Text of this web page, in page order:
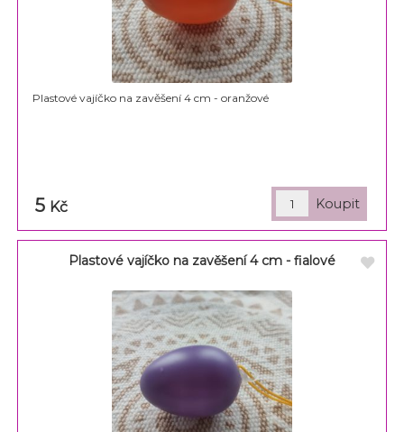
Plastové vajíčko na zavěšení 4 cm - oranžové
5 Kč
Plastové vajíčko na zavěšení 4 cm - fialové